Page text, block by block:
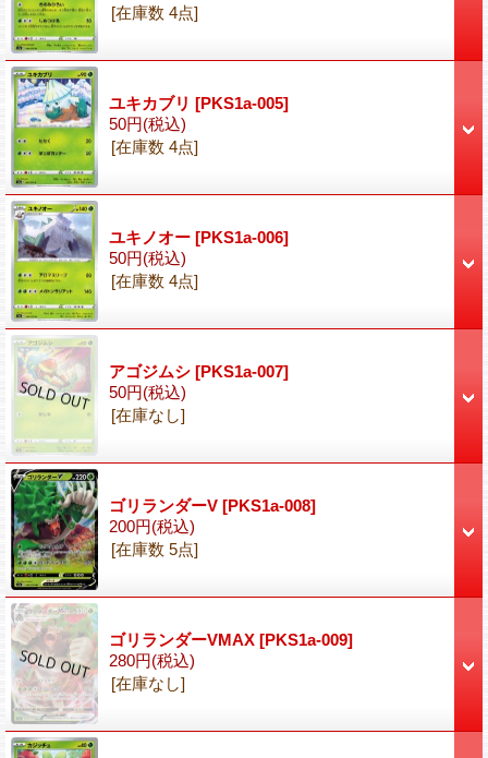
[在庫数 4点]
ユキカブリ [PKS1a-005]
50円(税込)
[在庫数 4点]
ユキノオー [PKS1a-006]
50円(税込)
[在庫数 4点]
アゴジムシ [PKS1a-007]
50円(税込)
[在庫なし]
ゴリランダーV [PKS1a-008]
200円(税込)
[在庫数 5点]
ゴリランダーVMAX [PKS1a-009]
280円(税込)
[在庫なし]